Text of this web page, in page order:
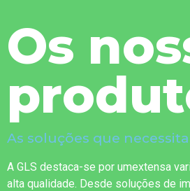
Os
As soluções que necessita
A GLS destaca-se por umextensa
alta qualidade. Desde soluções de